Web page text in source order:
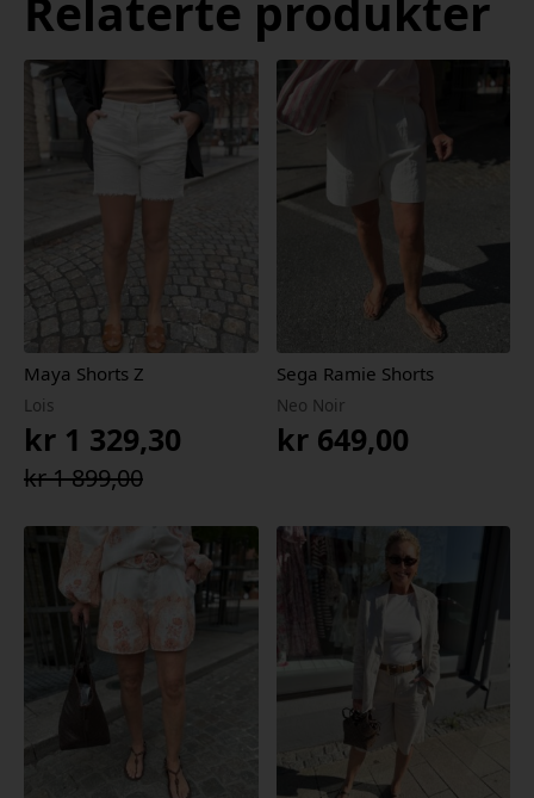
Relaterte produkter
Maya Shorts Z
Lois
kr1 899,00
Opprinnelig
var:
kr 1
899,00.
kr 1 329,30
Nåværende
kr 1
329,30.
Sega Ramie Shorts
Neo Noir
kr649,00